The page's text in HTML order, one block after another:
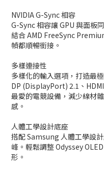
NVIDIA G-Sync 相容
G-Sync 相容讓 GPU 與面板
結合 AMD FreeSync
幀都順暢銜接。
多樣連接性
多樣化的輸入選項，打造最
DP (DisplayPort) 2.1、
最愛的電競設備，減少線材
感。
人體工學設計底座
搭配 Samsung 人體工學設
峰。輕鬆調整 Odyssey
形。